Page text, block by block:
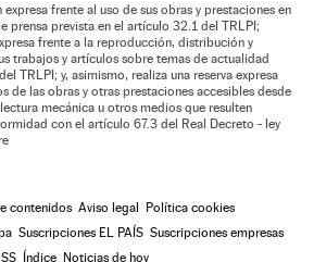
frente al uso de sus obras y prestaciones en
prensa prevista en el artículo 32.1 del TRLPI;
frente a la reproducción, distribución y
trabajos y artículos sobre temas de actualidad
TRLPI; y, asimismo, realiza una reserva expresa
de las obras y otras prestaciones accesibles desde
mecánica u otros medios que resulten
con el artículo 67.3 del Real Decreto - ley
contenidos Aviso legal Política cookies
Suscripciones EL PAÍS Suscripciones empresas
Índice Noticias de hoy